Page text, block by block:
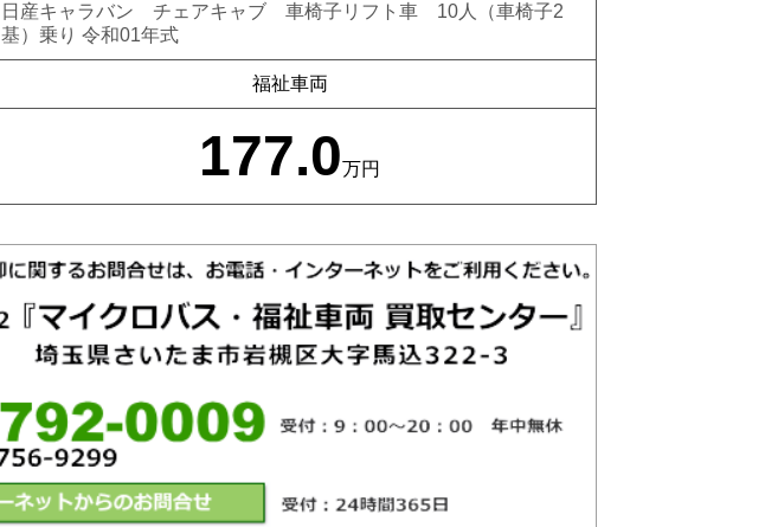
日産キャラバン チェアキャブ 車椅子リフト車 10人（車椅子2
基）乗り 令和01年式
福祉車両
177.0 万円